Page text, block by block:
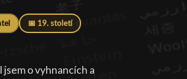
📅 19. století
o vyhnancích a